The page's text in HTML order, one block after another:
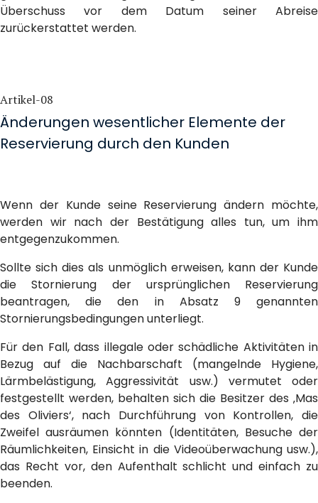
Überschuss vor dem Datum seiner Abreise
zurückerstattet werden.
Artikel-08
Änderungen wesentlicher Elemente der
Reservierung durch den Kunden
Wenn der Kunde seine Reservierung ändern möchte,
werden wir nach der Bestätigung alles tun, um ihm
entgegenzukommen.
Sollte sich dies als unmöglich erweisen, kann der Kunde
die Stornierung der ursprünglichen Reservierung
beantragen, die den in Absatz 9 genannten
Stornierungsbedingungen unterliegt.
Für den Fall, dass illegale oder schädliche Aktivitäten in
Bezug auf die Nachbarschaft (mangelnde Hygiene,
Lärmbelästigung, Aggressivität usw.) vermutet oder
festgestellt werden, behalten sich die Besitzer des ‚Mas
des Oliviers‘, nach Durchführung von Kontrollen, die
Zweifel ausräumen könnten (Identitäten, Besuche der
Räumlichkeiten, Einsicht in die Videoüberwachung usw.),
das Recht vor, den Aufenthalt schlicht und einfach zu
beenden.